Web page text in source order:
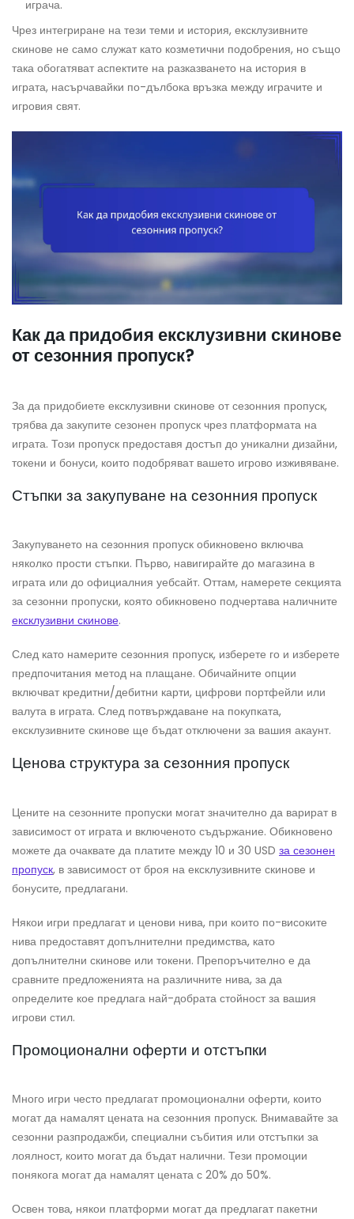
играча.
Чрез интегриране на тези теми и история, ексклузивните
скинове не само служат като козметични подобрения, но също
така обогатяват аспектите на разказването на история в
играта, насърчавайки по-дълбока връзка между играчите и
игровия свят.
Как да придобия ексклузивни скинове
от сезонния пропуск?
За да придобиете ексклузивни скинове от сезонния пропуск,
трябва да закупите сезонен пропуск чрез платформата на
играта. Този пропуск предоставя достъп до уникални дизайни,
токени и бонуси, които подобряват вашето игрово изживяване.
Стъпки за закупуване на сезонния пропуск
Закупуването на сезонния пропуск обикновено включва
няколко прости стъпки. Първо, навигирайте до магазина в
играта или до официалния уебсайт. Оттам, намерете секцията
за сезонни пропуски, която обикновено подчертава наличните
ексклузивни скинове.
След като намерите сезонния пропуск, изберете го и изберете
предпочитания метод на плащане. Обичайните опции
включват кредитни/дебитни карти, цифрови портфейли или
валута в играта. След потвърждаване на покупката,
ексклузивните скинове ще бъдат отключени за вашия акаунт.
Ценова структура за сезонния пропуск
Цените на сезонните пропуски могат значително да варират в
зависимост от играта и включеното съдържание. Обикновено
можете да очаквате да платите между 10 и 30 USD за сезонен
пропуск, в зависимост от броя на ексклузивните скинове и
бонусите, предлагани.
Някои игри предлагат и ценови нива, при които по-високите
нива предоставят допълнителни предимства, като
допълнителни скинове или токени. Препоръчително е да
сравните предложенията на различните нива, за да
определите кое предлага най-добрата стойност за вашия
игрови стил.
Промоционални оферти и отстъпки
Много игри често предлагат промоционални оферти, които
могат да намалят цената на сезонния пропуск. Внимавайте за
сезонни разпродажби, специални събития или отстъпки за
лоялност, които могат да бъдат налични. Тези промоции
понякога могат да намалят цената с 20% до 50%.
Освен това, някои платформи могат да предлагат пакетни